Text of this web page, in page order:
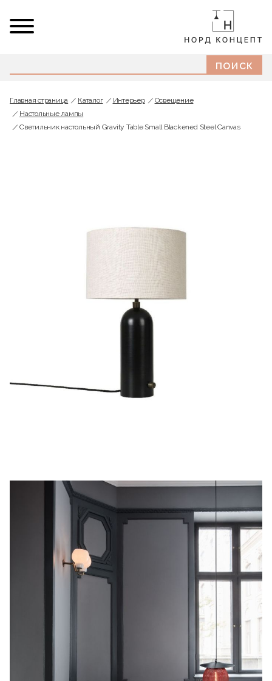
Главная страница Каталог Интерьер
Освещение
Настольные лампы
Светильник настольный Gravity Table Small Blackened Steel Canvas